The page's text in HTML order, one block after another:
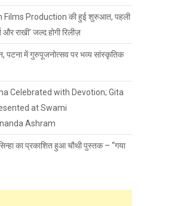
Films Production की हुई शुरुआत, पहली
और राखी’ जल्द होगी रिलीज़
पटना में गुरुपूजनोत्सव पर भव्य सांस्कृतिक
Celebrated with Devotion; Gita
at Swami
Ashram
का प्रकाशित हुआ चौथी पुस्तक – “गया